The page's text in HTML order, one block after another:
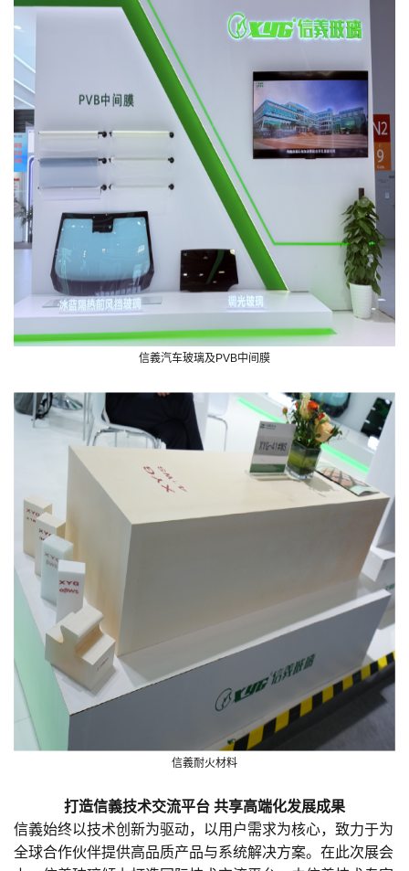
信義汽车玻璃及PVB中间膜
信義耐火材料
打造信義技术交流平台 共享高端化发展成果
信義始终以技术创新为驱动，以用户需求为核心，致力于为
全球合作伙伴提供高品质产品与系统解决方案。在此次展会